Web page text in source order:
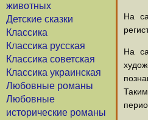
животных
Детские сказки
Классика
Классика русская
Классика советская
Классика украинская
Любовные романы
Любовные
исторические романы
На
На